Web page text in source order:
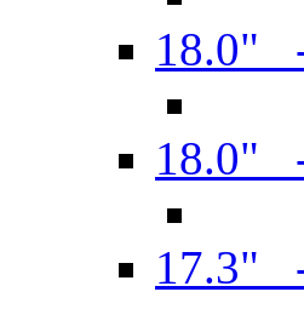
18.0"
18.0"
17.3"